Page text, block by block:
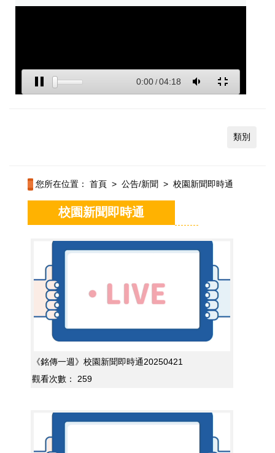
類別
您所在位置： 首頁 > 公告/新聞 > 校園新聞即時通
校園新聞即時通
《銘傳一週》校園新聞即時通20250421
觀看次數：
259